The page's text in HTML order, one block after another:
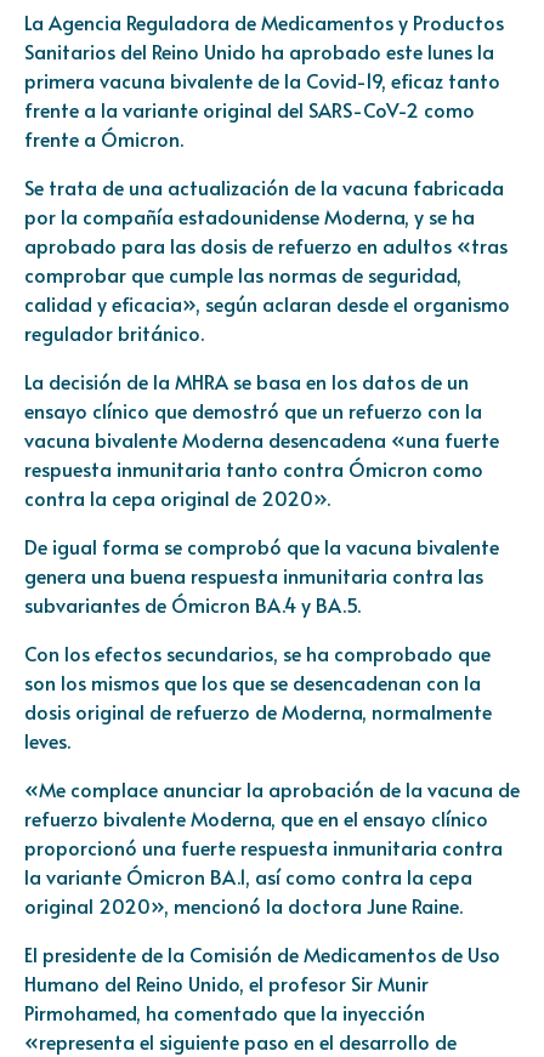
La Agencia Reguladora de Medicamentos y Productos
Sanitarios del Reino Unido ha aprobado este lunes la
primera vacuna bivalente de la Covid-19, eficaz tanto
frente a la variante original del SARS-CoV-2 como
frente a Ómicron.
Se trata de una actualización de la vacuna fabricada
por la compañía estadounidense Moderna, y se ha
aprobado para las dosis de refuerzo en adultos «tras
comprobar que cumple las normas de seguridad,
calidad y eficacia», según aclaran desde el organismo
regulador británico.
La decisión de la MHRA se basa en los datos de un
ensayo clínico que demostró que un refuerzo con la
vacuna bivalente Moderna desencadena «una fuerte
respuesta inmunitaria tanto contra Ómicron como
contra la cepa original de 2020».
De igual forma se comprobó que la vacuna bivalente
genera una buena respuesta inmunitaria contra las
subvariantes de Ómicron BA.4 y BA.5.
Con los efectos secundarios, se ha comprobado que
son los mismos que los que se desencadenan con la
dosis original de refuerzo de Moderna, normalmente
leves.
«Me complace anunciar la aprobación de la vacuna de
refuerzo bivalente Moderna, que en el ensayo clínico
proporcionó una fuerte respuesta inmunitaria contra
la variante Ómicron BA.1, así como contra la cepa
original 2020», mencionó la doctora June Raine.
El presidente de la Comisión de Medicamentos de Uso
Humano del Reino Unido, el profesor Sir Munir
Pirmohamed, ha comentado que la inyección
«representa el siguiente paso en el desarrollo de